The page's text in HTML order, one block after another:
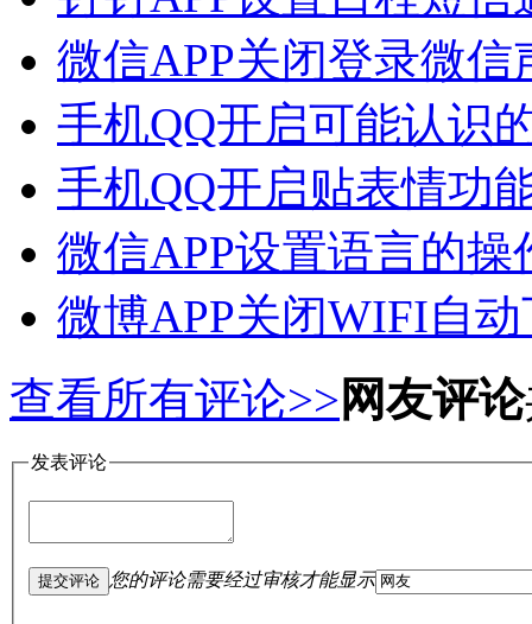
微信APP关闭登录微
手机QQ开启可能认识
手机QQ开启贴表情功
微信APP设置语言的操
微博APP关闭WIFI自
查看所有评论>> 网友评论
发表评论
提交评论 您的评论需要经过审核才能显示